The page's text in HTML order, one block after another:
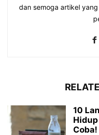
dan semoga artikel
10
Coba!